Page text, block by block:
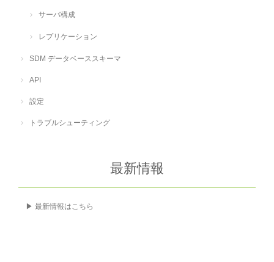
サーバ構成
レプリケーション
SDM データベーススキーマ
API
設定
トラブルシューティング
最新情報
▶ 最新情報はこちら